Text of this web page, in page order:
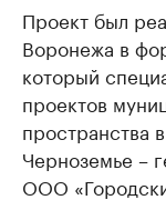
Проект был
Воронежа в
который
проектов
пространства
Черноземье –
ООО